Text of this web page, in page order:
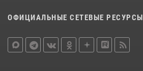
ОФИЦИАЛЬНЫЕ СЕТЕВЫЕ РЕСУРСЫ